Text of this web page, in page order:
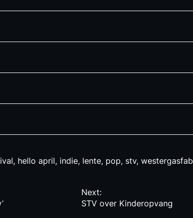
, hello april, indie, lente, pop, stv,
Next:
STV over Kinderopvang